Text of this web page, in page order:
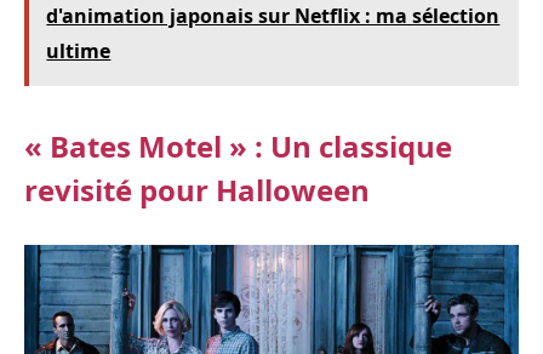
d'animation japonais sur Netflix : ma sélection
ultime
« Bates Motel » : Un classique
revisité pour Halloween